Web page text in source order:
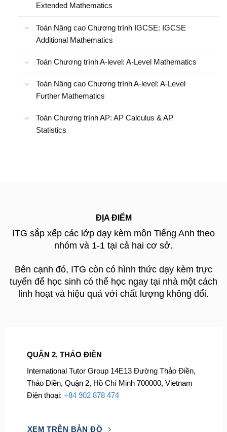
Extended Mathematics
Toán Nâng cao Chương trình IGCSE: IGCSE
Additional Mathematics
Toán Chương trình A-level: A-Level Mathematics
Toán Nâng cao Chương trình A-level: A-Level
Further Mathematics
Toán Chương trình AP: AP Calculus & AP
Statistics
ĐỊA ĐIỂM
ITG sắp xếp các lớp dạy kèm môn Tiếng Anh theo
nhóm và 1-1 tại cả hai cơ sở.
Bên cạnh đó, ITG còn có hình thức dạy kèm trực
tuyến để học sinh có thể học ngay tại nhà một cách
linh hoạt và hiệu quả với chất lượng không đổi.
QUẬN 2, THẢO ĐIỀN
International Tutor Group 14E13 Đường Thảo Điền,
Thảo Điền, Quận 2, Hồ Chí Minh 700000, Vietnam
Điện thoại: +84 902 878 474
XEM TRÊN BẢN ĐỒ